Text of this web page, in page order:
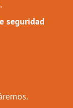
seguridad